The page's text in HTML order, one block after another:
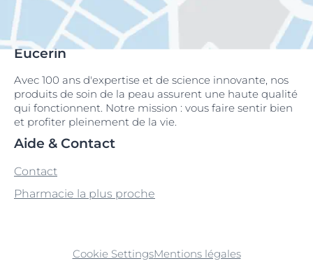
Eucerin
Avec 100 ans d'expertise et de science innovante, nos
produits de soin de la peau assurent une haute qualité
qui fonctionnent. Notre mission : vous faire sentir bien
et profiter pleinement de la vie.
Aide & Contact
Contact
Pharmacie la plus proche
Cookie SettingsMentions légales